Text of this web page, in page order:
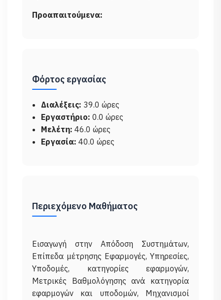
Προαπαιτούμενα:
Φόρτος εργασίας
Διαλέξεις: 39.0 ώρες
Εργαστήριο: 0.0 ώρες
Μελέτη: 46.0 ώρες
Εργασία: 40.0 ώρες
Περιεχόμενο Μαθήματος
Εισαγωγή στην Απόδοση Συστημάτων,
Επίπεδα μέτρησης Εφαρμογές, Υπηρεσίες,
Υποδομές, κατηγορίες εφαρμογών,
Μετρικές Βαθμολόγησης ανά κατηγορία
εφαρμογών και υποδομών, Μηχανισμοί